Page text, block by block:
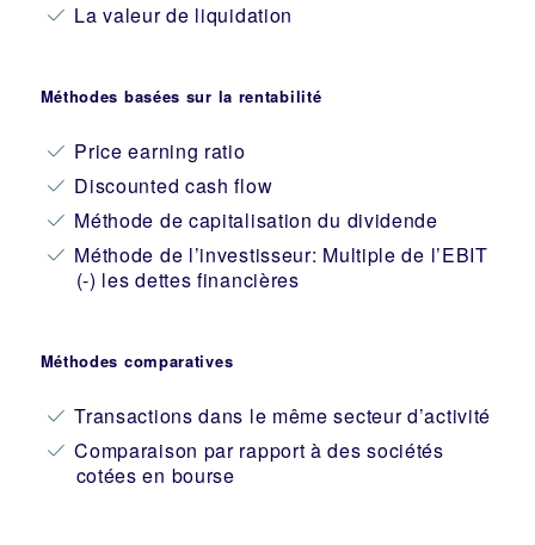
La valeur de liquidation
Méthodes basées sur la rentabilité
Price earning ratio
Discounted cash flow
Méthode de capitalisation du dividende
Méthode de l’investisseur: Multiple de l’EBIT
(-) les dettes financières
Méthodes comparatives
Transactions dans le même secteur d’activité
Comparaison par rapport à des sociétés
cotées en bourse